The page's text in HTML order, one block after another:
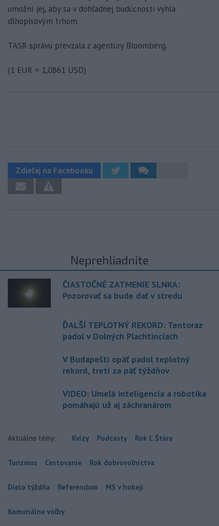
umožní jej, aby sa v dohľadnej budúcnosti vyhla
dlhopisovým trhom.
TASR správu prevzala z agentúry Bloomberg.
(1 EUR = 1,0861 USD)
Zdieľaj na Facebooku
Neprehliadnite
ČIASTOČNÉ ZATMENIE SLNKA:
Pozorovať sa bude dať v stredu
ĎALŠÍ TEPLOTNÝ REKORD: Tentoraz
padol v Dolných Plachtinciach
V Budapešti opäť padol teplotný
rekord, tretí za päť týždňov
VIDEO: Umelá inteligencia a robotika
pomáhajú už aj záchranárom
Aktuálne témy: Kvízy Podcasty Rok Ľ.Štúra
Turizmus Cestovanie Rok dobrovoľníctva
Dielo týždňa Referendum MS v hokeji
Komunálne voľby